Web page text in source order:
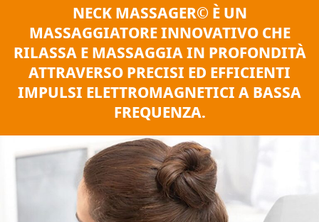
NECK MASSAGER© È UN
MASSAGGIATORE INNOVATIVO CHE
RILASSA E MASSAGGIA IN PROFONDITÀ
ATTRAVERSO PRECISI ED EFFICIENTI
IMPULSI ELETTROMAGNETICI A BASSA
FREQUENZA.